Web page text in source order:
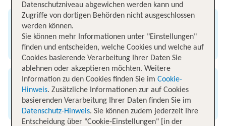
Abflug
Flughafen Stuttgart
Ankunft
Flughafen Ankara
Datenschutzniveau abgewichen werden kann und
Zugriffe von dortigen Behörden nicht ausgeschlossen
werden können.
Sie können mehr Informationen unter "Einstellungen"
finden und entscheiden, welche Cookies und welche auf
Cookies basierende Verarbeitung Ihrer Daten Sie
ablehnen oder akzeptieren möchten. Weitere
Information zu den Cookies finden Sie im Cookie-
Hinweis. Zusätzliche Informationen zur auf Cookies
basierenden Verarbeitung Ihrer Daten finden Sie im
Datenschutz-Hinweis. Sie können zudem jederzeit Ihre
Entscheidung über "Cookie-Einstellungen" [in der